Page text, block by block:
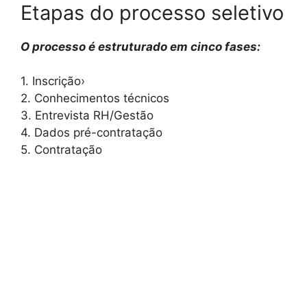
Etapas do processo seletivo
O processo é estruturado em cinco fases:
1. Inscrição›
2. Conhecimentos técnicos
3. Entrevista RH/Gestão
4. Dados pré-contratação
5. Contratação